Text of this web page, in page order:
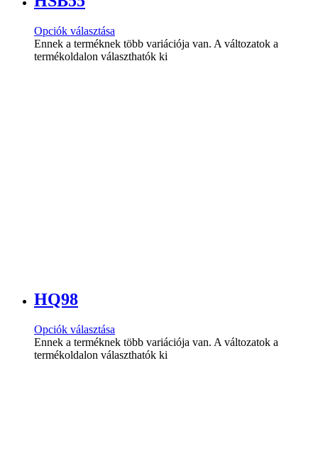
Opciók választása
Ennek a terméknek több variációja van. A változatok a
termékoldalon választhatók ki
HQ98
Opciók választása
Ennek a terméknek több variációja van. A változatok a
termékoldalon választhatók ki